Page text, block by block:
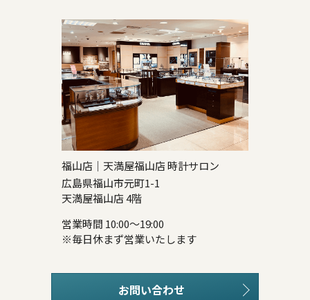
福山店｜天満屋福山店 時計サロン
広島県福山市元町1-1
天満屋福山店 4階
営業時間 10:00～19:00
※毎日休まず営業いたします
お問い合わせ